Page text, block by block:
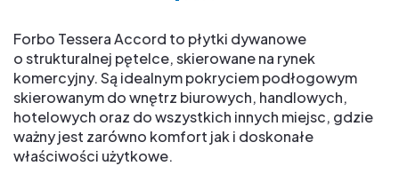
Forbo Tessera Accord to płytki dywanowe
o strukturalnej pętelce, skierowane na rynek
komercyjny. Są idealnym pokryciem podłogowym
skierowanym do wnętrz biurowych, handlowych,
hotelowych oraz do wszystkich innych miejsc, gdzie
ważny jest zarówno komfort jak i doskonałe
właściwości użytkowe.